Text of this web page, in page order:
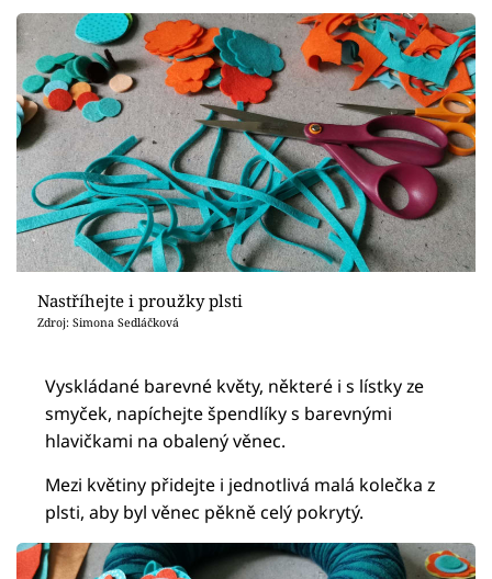
Nastříhejte i proužky plsti
Zdroj: Simona Sedláčková
Vyskládané barevné květy, některé i s lístky ze
smyček, napíchejte špendlíky s barevnými
hlavičkami na obalený věnec.
Mezi květiny přidejte i jednotlivá malá kolečka z
plsti, aby byl věnec pěkně celý pokrytý.